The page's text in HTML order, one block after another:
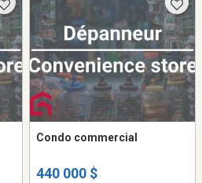
Condo commercial
440 000 $